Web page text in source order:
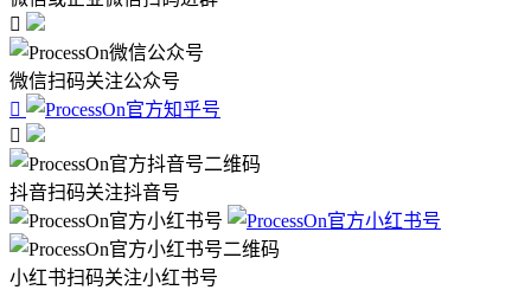

微信扫码关注公众号


抖音扫码关注抖音号
小红书扫码关注小红书号